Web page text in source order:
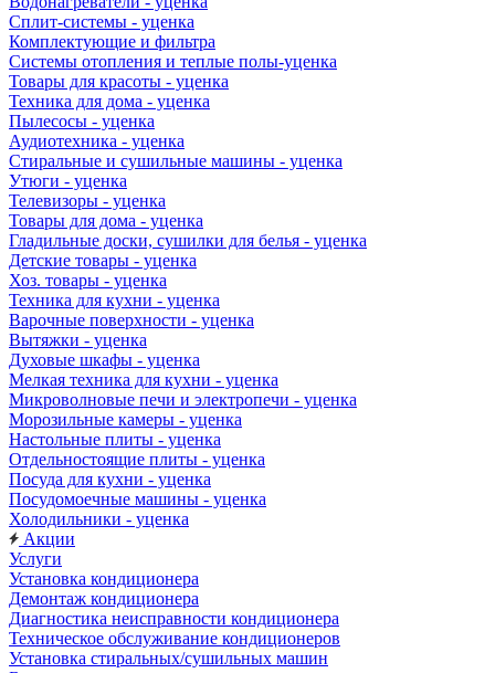
Сплит-системы - уценка
Комплектующие и фильтра
Системы отопления и теплые полы-уценка
Товары для красоты - уценка
Техника для дома - уценка
Пылесосы - уценка
Аудиотехника - уценка
Стиральные и сушильные машины - уценка
Утюги - уценка
Телевизоры - уценка
Товары для дома - уценка
Гладильные доски, сушилки для белья - уценка
Детские товары - уценка
Хоз. товары - уценка
Техника для кухни - уценка
Варочные поверхности - уценка
Вытяжки - уценка
Духовые шкафы - уценка
Мелкая техника для кухни - уценка
Микроволновые печи и электропечи - уценка
Морозильные камеры - уценка
Настольные плиты - уценка
Отдельностоящие плиты - уценка
Посуда для кухни - уценка
Посудомоечные машины - уценка
Холодильники - уценка
Акции
Услуги
Установка кондиционера
Демонтаж кондиционера
Диагностика неисправности кондиционера
Техническое обслуживание кондиционеров
Установка стиральных/сушильных машин